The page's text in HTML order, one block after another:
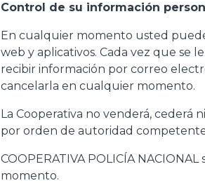
Control de su información
En cualquier momento usted
web y aplicativos. Cada vez que se
recibir información por correo
cancelarla en cualquier momento.
La Cooperativa no venderá, cederá
por orden de autoridad
COOPERATIVA POLICÍA
momento.